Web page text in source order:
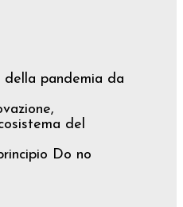
della pandemia da
del
Do no